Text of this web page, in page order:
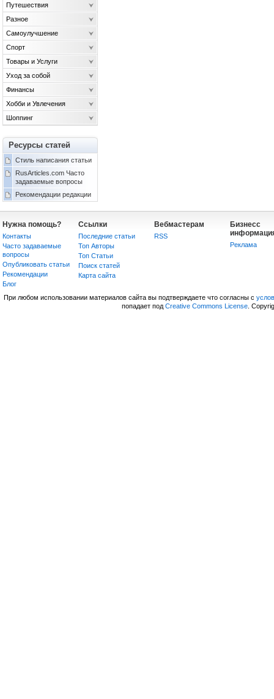
Путешествия
Разное
Самоулучшение
Спорт
Товары и Услуги
Уход за собой
Финансы
Хобби и Увлечения
Шоппинг
Ресурсы статей
Стиль написания статьи
RusArticles.com Часто
задаваемые вопросы
Рекомендации редакции
Нужна помощь?
Контакты
Часто задаваемые
вопросы
Опубликовать статьи
Рекомендации
Блог
Ссылки
Последние статьи
Топ Авторы
Топ Статьи
Поиск статей
Карта сайта
Вебмастерам
RSS
Бизнесс
Реклама
При любом использовании материалов сайта вы подтверждаете что согласны с
попадает под Creative Commons License.